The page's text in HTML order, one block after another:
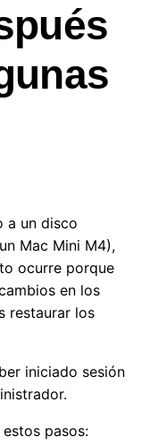
rusa contra
privacidad?
específica?
en Setapp
algunas
puedo unirme a
a un disco
Mac Mini M4),
ocurre porque
en los
restaurar los
iniciado sesión
pasos: